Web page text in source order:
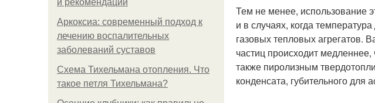
и рекомендации
Аркоксиа: современный подход к
лечению воспалительных
заболеваний суставов
Схема Тихельмана отопления. Что
такое петля Тихельмана?
Тем не менее, использование
и в случаях, когда
газовых тепловых агрегатов.
частиц происходит
также пиролизным
конденсата, губительного для